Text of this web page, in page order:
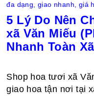
đa dạng, giao nhanh, giá
5 Lý Do Nên
xã Văn Miếu
Nhanh Toàn
Shop hoa tươi xã
giao hoa tận nơi tại